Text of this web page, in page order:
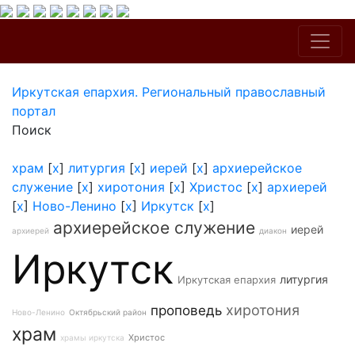
Иркутская епархия. Региональный православный
портал
Поиск
храм [x] литургия [x] иерей [x] архиерейское
служение [x] хиротония [x] Христос [x] архиерей
[x] Ново-Ленино [x] Иркутск [x]
архиерей архиерейское служение диакон иерей
Иркутск Иркутская епархия литургия
Ново-Ленино Октябрьский район проповедь хиротония
храм храмы иркутска Христос